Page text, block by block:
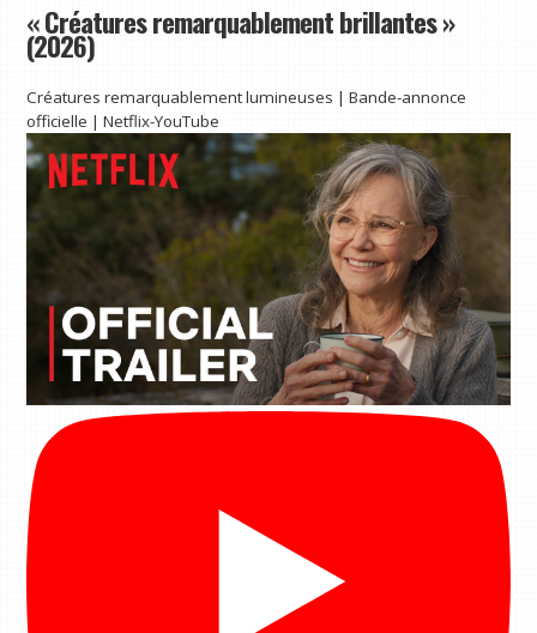
« Créatures remarquablement brillantes »
(2026)
Créatures remarquablement lumineuses | Bande-annonce
officielle | Netflix-YouTube